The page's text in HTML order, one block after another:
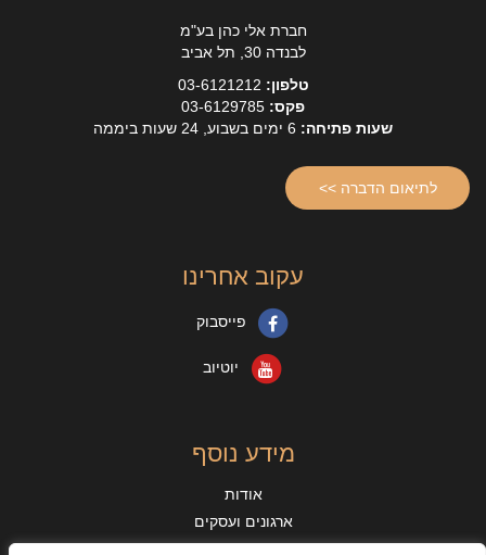
חברת אלי כהן בע"מ
לבנדה 30, תל אביב
טלפון:
פקס:
שעות פתיחה:
לתיאום הדברה >>
עקוב אחרינו
פייסבוק
יוטיוב
מידע נוסף
אודות
ארגונים ועסקים
מאמרים